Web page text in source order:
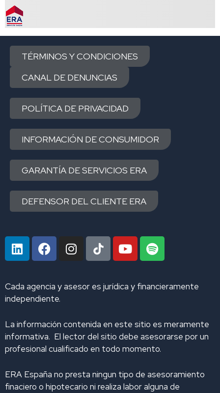
TÉRMINOS Y CONDICIONES
CANAL DE DENUNCIAS
POLÍTICA DE PRIVACIDAD
INFORMACIÓN DE CONSUMIDOR
GARANTÍA DE SERVICIOS ERA
DEFENSOR DEL CLIENTE ERA
L
i
k
e
d
n
F
a
b
o
k
I
n
a
a
m
Y
o
u
S
p
i
Cada agencia y asesor es jurídica y financieramente
independiente.
La información contenida en este sitio es meramente
informativa. El lector del sitio debe asesorarse por un
profesional cualificado en todo momento.
ERA España no presta ningun tipo de asesoramiento
finaciero o hipotecario ni realiza labor alguna de